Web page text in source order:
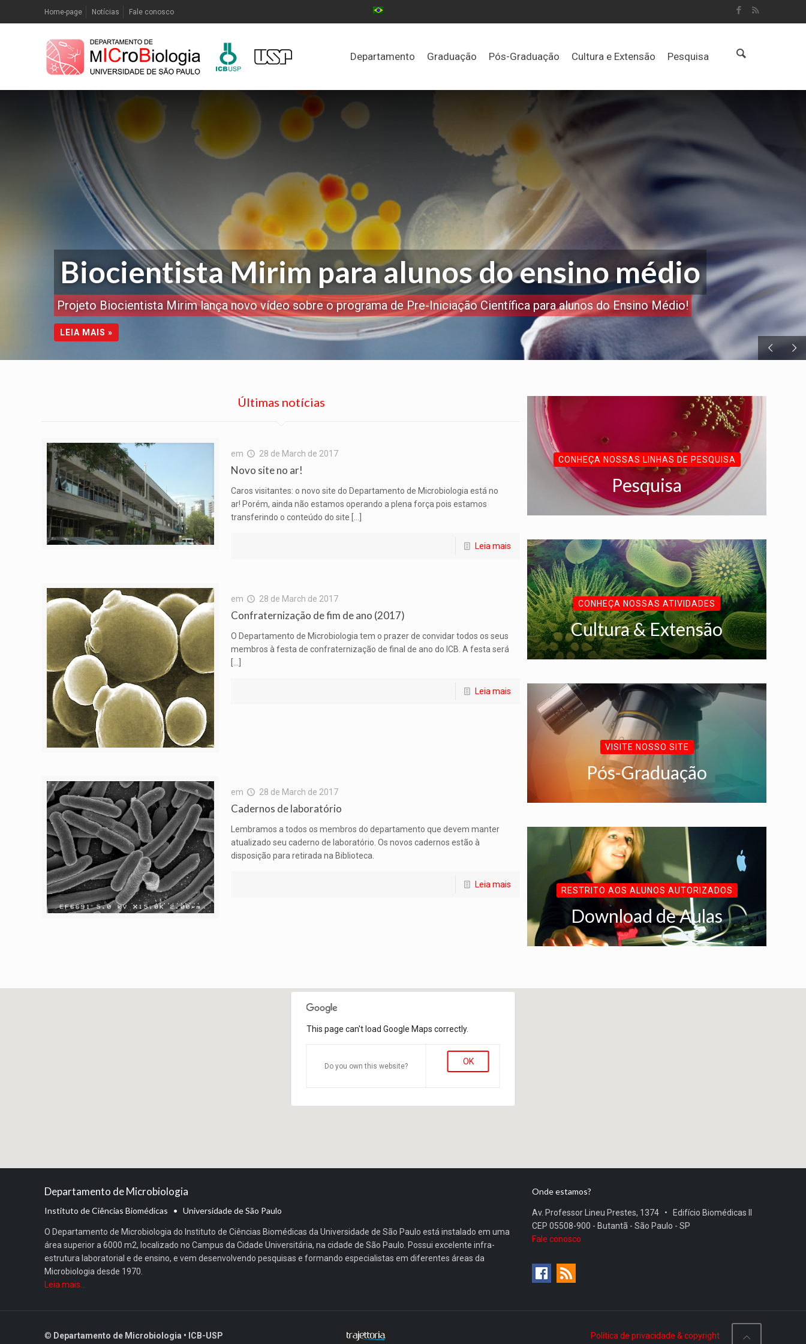
Home-page Notícias Fale conosco
Departamento Graduação Pós-Graduação Cultura e Extensão Pesquisa
Biocientista Mirim para alunos do ensino médio
Projeto Biocientista Mirim lança novo vídeo sobre o programa de Pre-Iniciação Científica para alunos do Ensino Médio!
LEIA MAIS »
Últimas notícias
em 28 de March de 2017
Novo site no ar!
Caros visitantes: o novo site do Departamento de Microbiologia está no
ar! Porém, ainda não estamos operando a plena força pois estamos
transferindo o conteúdo do site […]
Leia mais
em 28 de March de 2017
Confraternização de fim de ano (2017)
O Departamento de Microbiologia tem o prazer de convidar todos os seus
membros à festa de confraternização de final de ano do ICB. A festa será
Leia mais
em 28 de March de 2017
Cadernos de laboratório
Lembramos a todos os membros do departamento que devem manter
atualizado seu caderno de laboratório. Os novos cadernos estão à
disposição para retirada na Biblioteca.
Leia mais
CONHEÇA NOSSAS LINHAS DE PESQUISA
Pesquisa
CONHEÇA NOSSAS ATIVIDADES
Cultura & Extensão
VISITE NOSSO SITE
Pós-Graduação
RESTRITO AOS ALUNOS AUTORIZADOS
Download de Aulas
This page can't load Google Maps correctly.
Do you own this website? OK
Departamento de Microbiologia
Instituto de Ciências Biomédicas • Universidade de São Paulo
O Departamento de Microbiologia do Instituto de Ciências Biomédicas da Universidade de São Paulo está instalado em uma
área superior a 6000 m2, localizado no Campus da Cidade Universitária, na cidade de São Paulo. Possui excelente infra-
estrutura laboratorial e de ensino, e vem desenvolvendo pesquisas e formando especialistas em diferentes áreas da
Microbiologia desde 1970.
Leia mais...
Onde estamos?
Av. Professor Lineu Prestes, 1374 • Edifício Biomédicas II
CEP 05508-900 - Butantã - São Paulo - SP
Fale conosco
© Departamento de Microbiologia • ICB-USP Política de privacidade & copyright